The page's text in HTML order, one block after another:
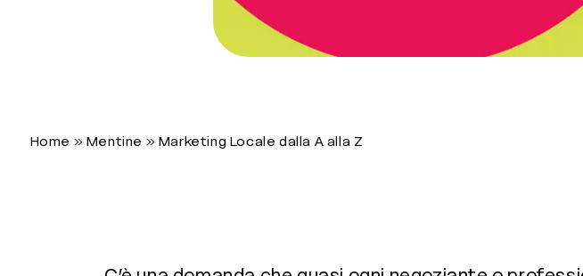
Home » Mentine » Marketing Locale dalla A alla Z